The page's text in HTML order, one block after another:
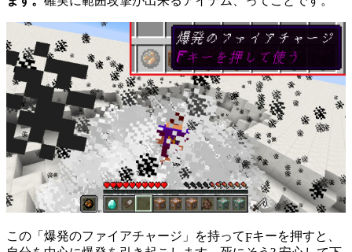
この「爆発のファイアチャージ」を持ってFキーを押すと、